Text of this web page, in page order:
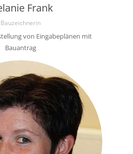
Frank
Bauzeichnerin
von Eingabeplänen mit
Bauantrag